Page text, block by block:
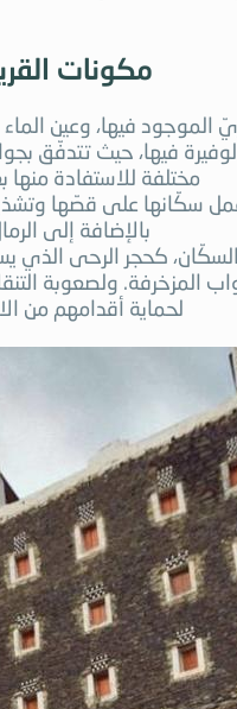
مكونات
فيها، حيث تتدفّق
مختلفة للاستفادة منها
سكّانها على قصّها
بالإضافة إلى
كحجر الرحى الذي
المزخرفة. ولصعوبة
لحماية أقدامهم من